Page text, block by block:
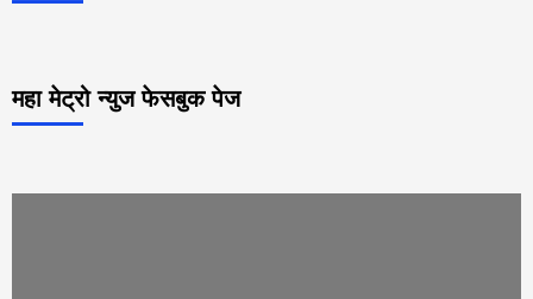
महा मेट्रो न्युज फेसबुक पेज